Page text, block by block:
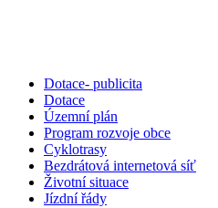
Dotace- publicita
Dotace
Územní plán
Program rozvoje obce
Cyklotrasy
Bezdrátová internetová síť
Životní situace
Jízdní řády